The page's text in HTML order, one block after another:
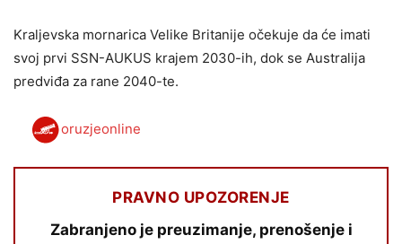
Kraljevska mornarica Velike Britanije očekuje da će imati
svoj prvi SSN-AUKUS krajem 2030-ih, dok se Australija
predviđa za rane 2040-te.
oruzjeonline
PRAVNO UPOZORENJE
Zabranjeno je preuzimanje, prenošenje i